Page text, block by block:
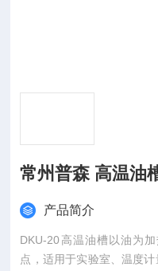
产品简介
DKU-20高温油槽以油为
点，适用于实验室、温度